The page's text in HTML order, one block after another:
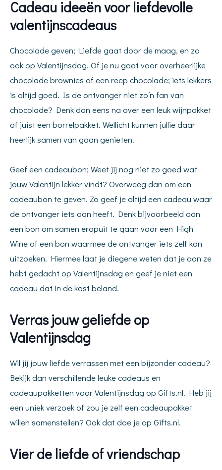
Cadeau ideeën voor liefdevolle
valentijnscadeaus
Chocolade geven; Liefde gaat door de maag, en zo
ook op Valentijnsdag. Of je nu gaat voor overheerlijke
chocolade brownies of een reep chocolade; iets lekkers
is altijd goed. Is de ontvanger niet zo’n fan van
chocolade? Denk dan eens na over een leuk wijnpakket
of juist een borrelpakket. Wellicht kunnen jullie daar
heerlijk samen van gaan genieten.
Geef een cadeaubon; Weet jij nog niet zo goed wat
jouw Valentijn lekker vindt? Overweeg dan om een
cadeaubon te geven. Zo geef je altijd een cadeau waar
de ontvanger iets aan heeft. Denk bijvoorbeeld aan
een bon om samen eropuit te gaan voor een High
Wine of een bon waarmee de ontvanger iets zelf kan
uitzoeken. Hiermee laat je diegene weten dat je aan ze
hebt gedacht op Valentijnsdag en geef je niet een
cadeau dat in de kast beland.
Verras jouw geliefde op
Valentijnsdag
Wil jij jouw liefde verrassen met een bijzonder cadeau?
Bekijk dan verschillende leuke cadeaus en
cadeaupakketten voor Valentijnsdag op Gifts.nl. Heb jij
een uniek verzoek of zou je zelf een cadeaupakket
willen samenstellen? Ook dat doe je op Gifts.nl.
Vier de liefde of vriendschap